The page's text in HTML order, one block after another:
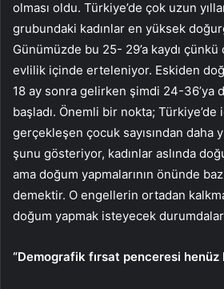
olması oldu. Türkiye’de çok uzun
grubundaki kadınlar en yüksek
Günümüzde bu 25- 29’a kaydı çünkü
evlilik içinde erteleniyor. Eskiden
18 ay sonra gelirken şimdi 24-36’ya
başladı. Önemli bir nokta; Türkiye’de
gerçekleşen çocuk sayısından daha
şunu gösteriyor, kadınlar aslında
ama doğum yapmalarının önünde
demektir. O engellerin ortadan
doğum yapmak isteyecek
“Demografik fırsat penceresi henüz